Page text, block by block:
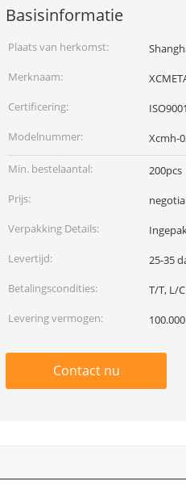
Basisinformatie
Plaats van herkomst:
Merknaam:
Certificering:
ISO9001
Modelnummer:
Xcmh-
Min. bestelaantal:
200pcs
Prijs:
Verpakking Details:
Levertijd:
25-35
Betalingscondities:
T/T, L/C
Levering vermogen:
Contact nu